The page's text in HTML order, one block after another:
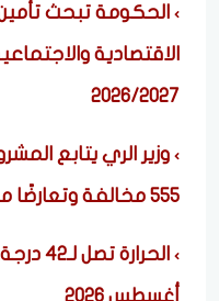
الحكومة تبحث
الاقتصادية
2026/2027
وزير الري يتابع
555 مخالفة وتعارضًا مع ممشى أهل مصر
أغسطس 2026